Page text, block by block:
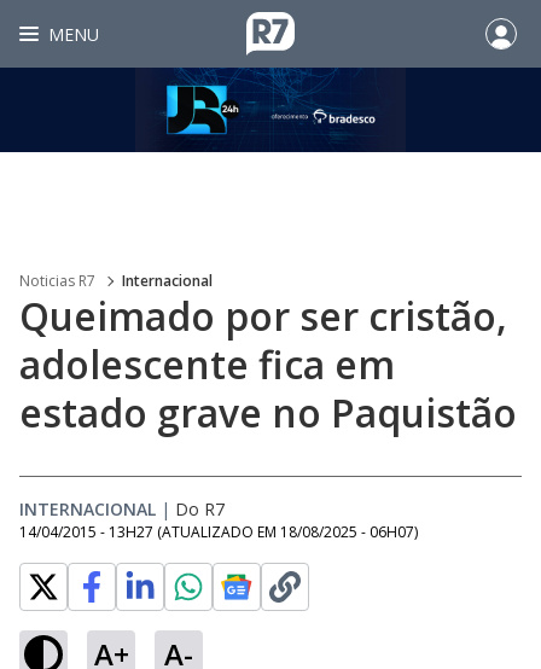
MENU
Noticias R7 Internacional
Queimado por ser cristão,
adolescente fica em
estado grave no Paquistão
INTERNACIONAL | Do R7
14/04/2015 - 13H27 (ATUALIZADO EM 18/08/2025 - 06H07)
A+ A-